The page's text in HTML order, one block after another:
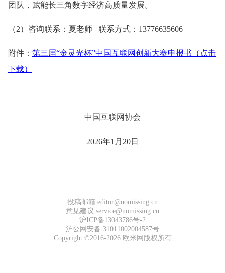
团队，赋能长三角数字经济高质量发展。
（2）咨询联系：夏老师 联系方式：13776635606
附件： 第三届“金灵光杯”中国互联网创新大赛申报书（点击
下载）
中国互联网协会
2026年1月20日
投稿邮箱 editor@nomissing.cn
意见建议 service@nomissing.cn
沪ICP备13043786号-2
沪公网安备 31011002004587号
Copyright ©2016-2026 欧米网版权所有